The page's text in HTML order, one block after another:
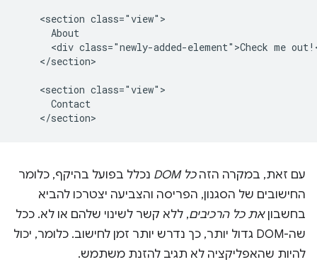
    <section class="view">
      About
<div class="newly-added-element">Check me
    </section>
    <section class="view">
      Contact
עם זאת, במקרה הזהכל DOM
נכלל בפועל בהיקף, כלומר
החישובים של הסגנון, הפריסה והצביעה יצטרכו להביא
בחשבוןאת כל הרכיבים, ללא קשר לשינוי שלהם או לא. ככל
שה-DOM גדול יותר, כך נדרש יותר זמן לחישוב. כלומר, יכול
להיות שהאפליקציה לא תגיב להזנת משתמש.